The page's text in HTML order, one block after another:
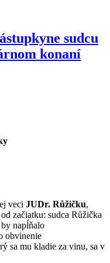
sudcu
konaní
veci JUDr. Růžičku,
začiatku: sudca Růžička
napĺňalo
obvinenie
sa mu kladie za vinu, sa v